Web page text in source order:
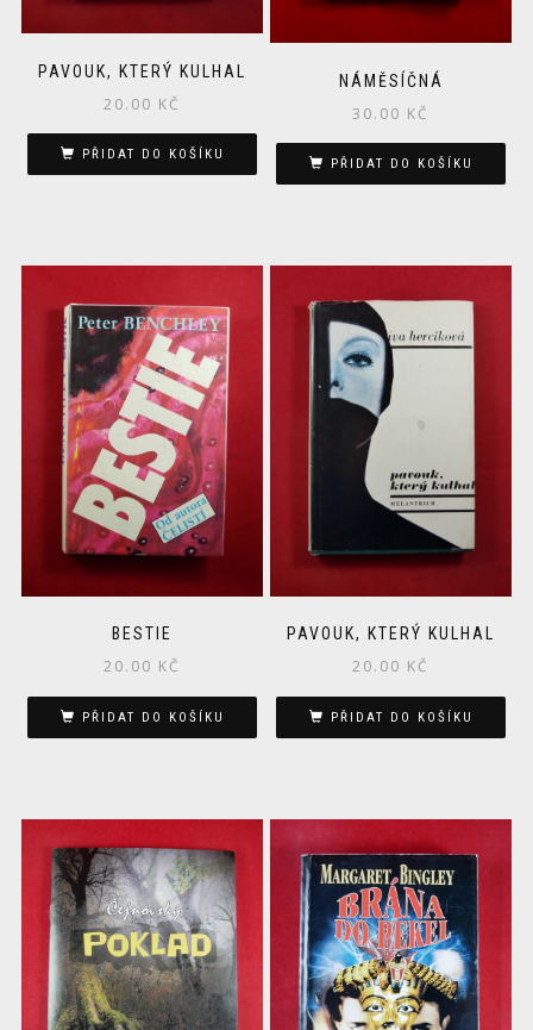
PAVOUK, KTERÝ KULHAL
20.00 KČ
PŘIDAT DO KOŠÍKU
NÁMĚSÍČNÁ
30.00 KČ
PŘIDAT DO KOŠÍKU
BESTIE
20.00 KČ
PŘIDAT DO KOŠÍKU
PAVOUK, KTERÝ KULHAL
20.00 KČ
PŘIDAT DO KOŠÍKU